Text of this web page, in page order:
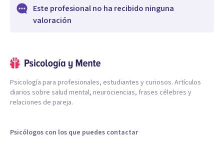
Este profesional no ha recibido ninguna
valoración
Psicología para profesionales, estudiantes y curiosos. Artículos
diarios sobre salud mental, neurociencias, frases célebres y
relaciones de pareja.
Psicólogos con los que puedes contactar